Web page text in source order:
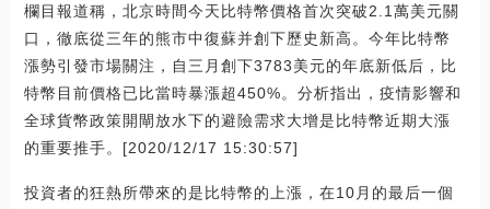
欄目報道稱，北京時間今天比特幣價格首次突破2.1萬美元關
口，徹底從三年的熊市中復蘇并創下歷史新高。今年比特幣
漲勢引發市場關注，自三月創下3783美元的年底新低后，比
特幣目前價格已比當時暴漲超450%。分析指出，疫情影響和
全球貨幣政策開閘放水下的避險需求大增是比特幣近期大漲
的重要推手。[2020/12/17 15:30:57]
投資者的狂熱所帶來的是比特幣的上漲，在10月的最后一個